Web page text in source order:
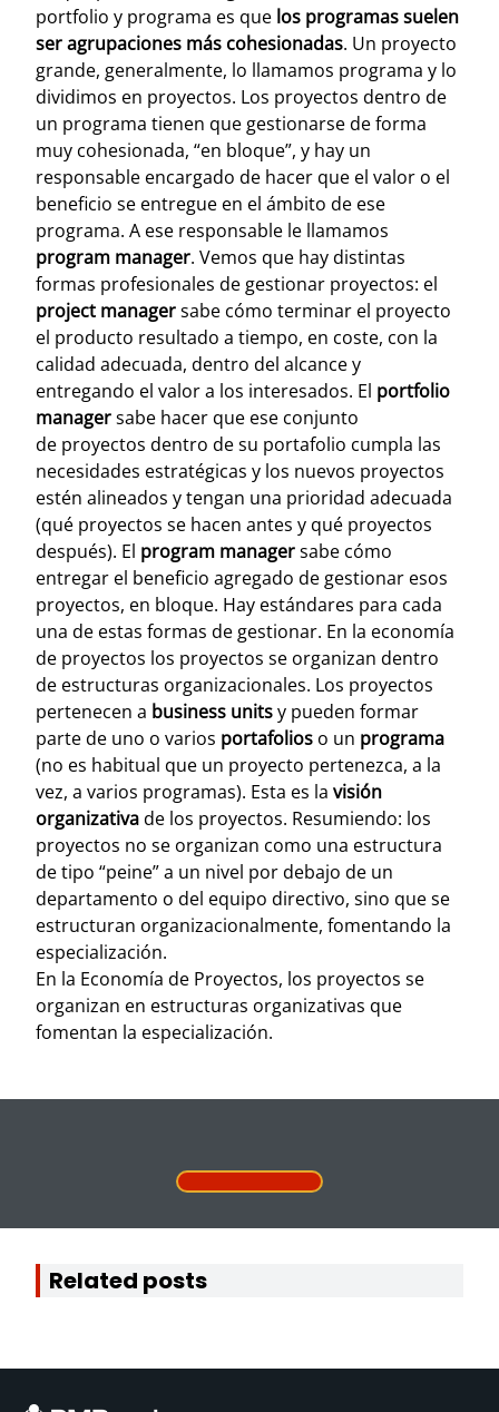
portfolio y programa es que los programas suelen
ser agrupaciones más cohesionadas. Un proyecto
grande, generalmente, lo llamamos programa y lo
dividimos en proyectos. Los proyectos dentro de
un programa tienen que gestionarse de forma
muy cohesionada, “en bloque”, y hay un
responsable encargado de hacer que el valor o el
beneficio se entregue en el ámbito de ese
programa. A ese responsable le llamamos
program manager. Vemos que hay distintas
formas profesionales de gestionar proyectos: el
project managersabe cómo terminar el proyecto
el producto resultado a tiempo, en coste, con la
calidad adecuada, dentro del alcance y
entregando el valor a los interesados. El portfolio
managersabe hacer que ese conjunto
de proyectos dentro de su portafolio cumpla las
necesidades estratégicas y los nuevos proyectos
estén alineados y tengan una prioridad adecuada
(qué proyectos se hacen antes y qué proyectos
después). El program managersabe cómo
entregar el beneficio agregado de gestionar esos
proyectos, en bloque. Hay estándares para cada
una de estas formas de gestionar. En la economía
de proyectos los proyectos se organizan dentro
de estructuras organizacionales. Los proyectos
pertenecen a business unitsy pueden formar
parte de uno o varios portafolios o un programa
(no es habitual que un proyecto pertenezca, a la
vez, a varios programas). Esta es la visión
organizativade los proyectos. Resumiendo: los
proyectos no se organizan como una estructura
de tipo “peine” a un nivel por debajo de un
departamento o del equipo directivo, sino que se
estructuran organizacionalmente, fomentando la
especialización.
En la Economía de Proyectos, los proyectos se
organizan en estructuras organizativas que
fomentan la especialización.
Related posts